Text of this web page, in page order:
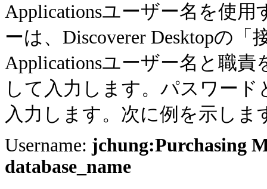
Applicationsユーザー名を使
ーは、Discoverer Desktopの
Applicationsユーザー名と職
して入力します。パスワー
入力します。次に例を示しま
Username: jchung:Purchasing
database_name